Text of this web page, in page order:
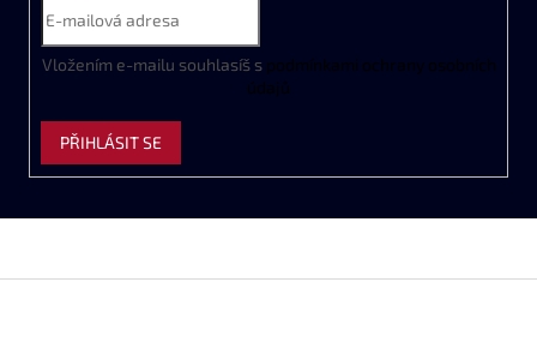
Vložením e-mailu souhlasíš s podmínkami ochrany osobních
údajů
PŘIHLÁSIT SE